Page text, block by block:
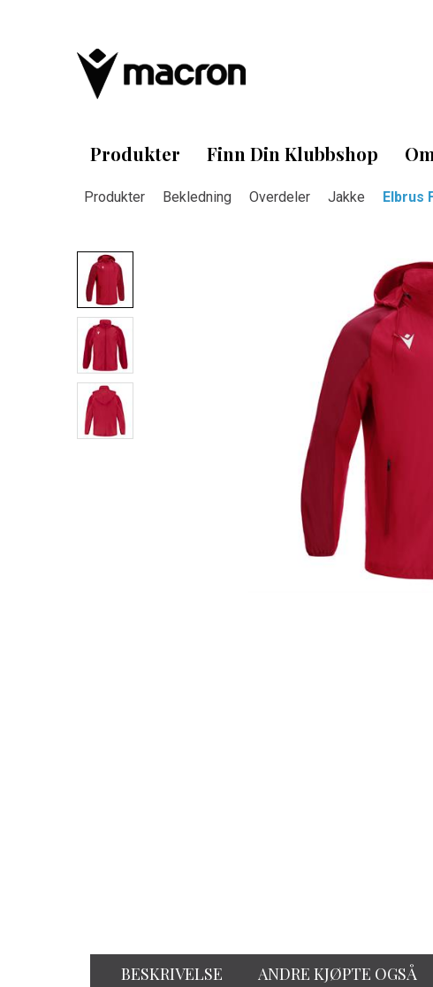
Produkter Finn Din Klubbshop
Produkter Bekledning Overdeler Jakke Elbrus
BESKRIVELSE ANDRE KJØPTE OGSÅ